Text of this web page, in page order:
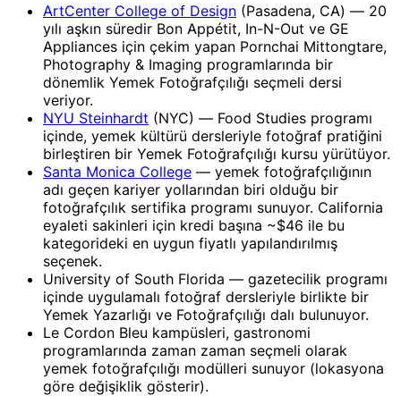
ArtCenter College of Design (Pasadena, CA) — 20
yılı aşkın süredir Bon Appétit, In-N-Out ve GE
Appliances için çekim yapan Pornchai Mittongtare,
Photography & Imaging programlarında bir
dönemlik Yemek Fotoğrafçılığı seçmeli dersi
veriyor.
NYU Steinhardt (NYC) — Food Studies programı
içinde, yemek kültürü dersleriyle fotoğraf pratiğini
birleştiren bir Yemek Fotoğrafçılığı kursu yürütüyor.
Santa Monica College — yemek fotoğrafçılığının
adı geçen kariyer yollarından biri olduğu bir
fotoğrafçılık sertifika programı sunuyor. California
eyaleti sakinleri için kredi başına ~$46 ile bu
kategorideki en uygun fiyatlı yapılandırılmış
seçenek.
University of South Florida — gazetecilik programı
içinde uygulamalı fotoğraf dersleriyle birlikte bir
Yemek Yazarlığı ve Fotoğrafçılığı dalı bulunuyor.
Le Cordon Bleu kampüsleri, gastronomi
programlarında zaman zaman seçmeli olarak
yemek fotoğrafçılığı modülleri sunuyor (lokasyona
göre değişiklik gösterir).